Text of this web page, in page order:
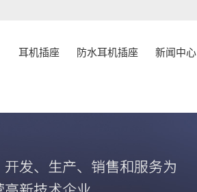
耳机插座 防水耳机插座 新闻中心